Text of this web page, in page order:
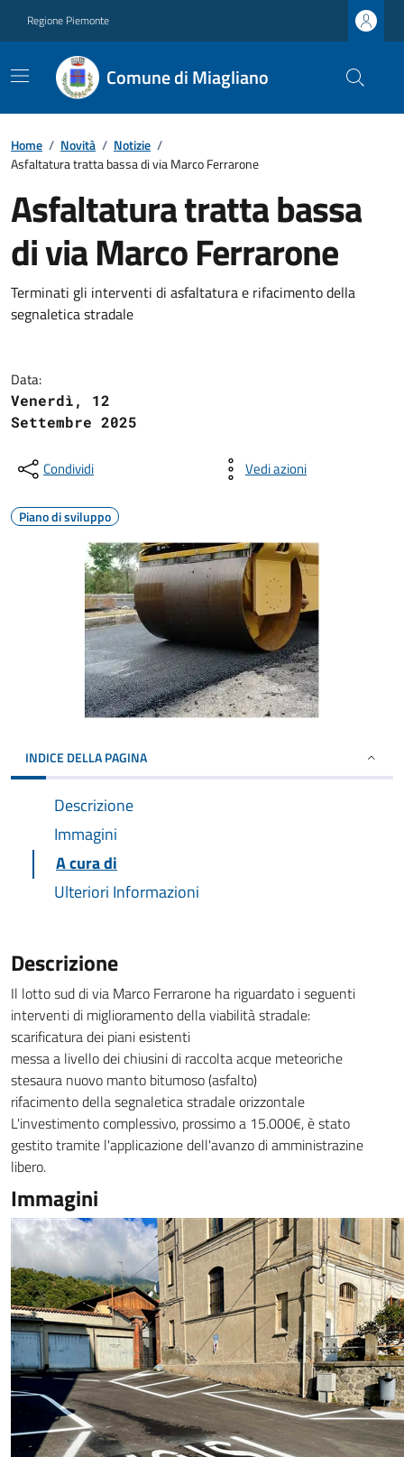
Regione Piemonte
Comune di Miagliano
Home / Novità / Notizie /
Asfaltatura tratta bassa di via Marco Ferrarone
Asfaltatura tratta bassa
di via Marco Ferrarone
Terminati gli interventi di asfaltatura e rifacimento della
segnaletica stradale
Data:
Venerdì, 12
Settembre 2025
Condividi Vedi azioni
Piano di sviluppo
INDICE DELLA PAGINA
Descrizione
Immagini
A cura di
Ulteriori Informazioni
Descrizione
Il lotto sud di via Marco Ferrarone ha riguardato i seguenti
interventi di miglioramento della viabilità stradale:
scarificatura dei piani esistenti
messa a livello dei chiusini di raccolta acque meteoriche
stesaura nuovo manto bitumoso (asfalto)
rifacimento della segnaletica stradale orizzontale
L'investimento complessivo, prossimo a 15.000€, è stato
gestito tramite l'applicazione dell'avanzo di amministrazine
libero.
Immagini